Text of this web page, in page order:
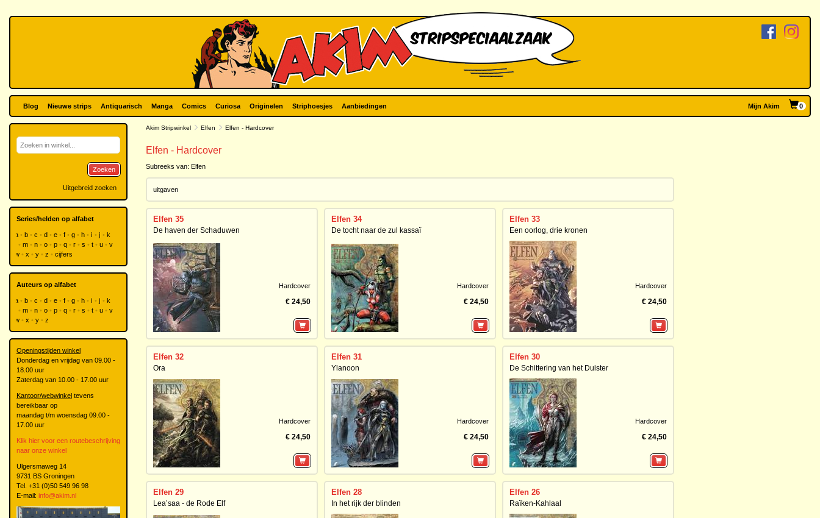
Blog Nieuwe strips Antiquarisch Manga Comics Curiosa Originelen Striphoesjes Aanbiedingen Mijn Akim 0
Akim Stripwinkel Elfen Elfen - Hardcover
Elfen - Hardcover
Subreeks van: Elfen
uitgaven
Elfen 35
De haven der Schaduwen
Hardcover
€ 24,50
Elfen 34
De tocht naar de zul kassaï
Hardcover
€ 24,50
Elfen 33
Een oorlog, drie kronen
Hardcover
€ 24,50
Elfen 32
Ora
Hardcover
€ 24,50
Elfen 31
Ylanoon
Hardcover
€ 24,50
Elfen 30
De Schittering van het Duister
Hardcover
€ 24,50
Elfen 29
Lea’saa - de Rode Elf
Elfen 28
In het rijk der blinden
Elfen 26
Raïken-Kahlaal
Zoeken
Uitgebreid zoeken
Series/helden op alfabet
a b c d e f g h i j
k
m n o p q r s t u
v
w
x y z cijfers
Auteurs op alfabet
a b c d e f g h i j
k
m n o p q r s t u
v
w
x y z
Openingstijden winkel
Donderdag en vrijdag van 09.00 -
18.00 uur
Zaterdag van 10.00 - 17.00 uur
Kantoor/webwinkel tevens
bereikbaar op
maandag t/m woensdag 09.00 -
17.00 uur
Klik hier voor een routebeschrijving
naar onze winkel
Ulgersmaweg 14
9731 BS Groningen
Tel. +31 (0)50 549 96 98
E-mail: info@akim.nl